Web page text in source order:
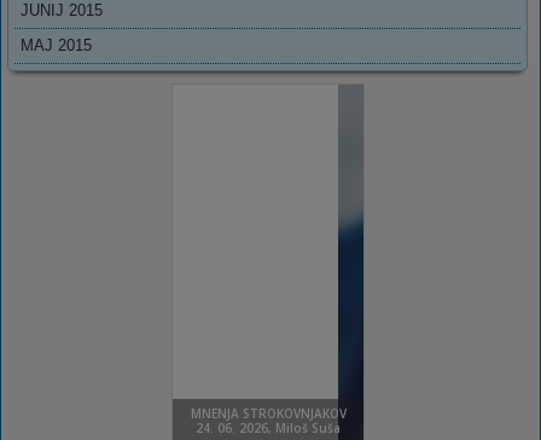
JUNIJ 2015
MAJ 2015